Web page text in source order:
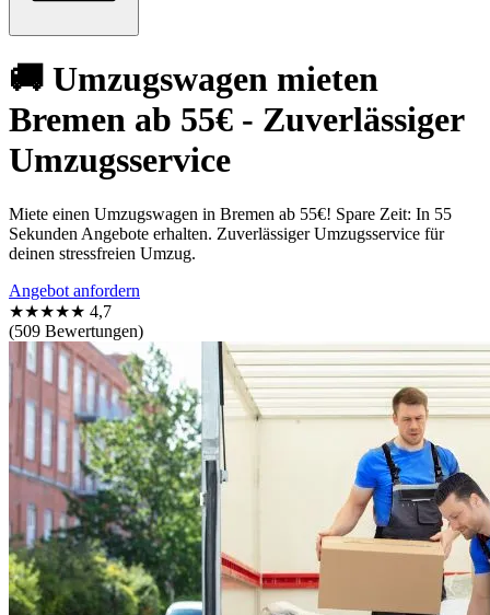
🚚 Umzugswagen mieten
Bremen ab 55€ - Zuverlässiger
Umzugsservice
Miete einen Umzugswagen in Bremen ab 55€! Spare Zeit: In 55
Sekunden Angebote erhalten. Zuverlässiger Umzugsservice für
deinen stressfreien Umzug.
Angebot anfordern
★★★★★ 4,7
(509 Bewertungen)